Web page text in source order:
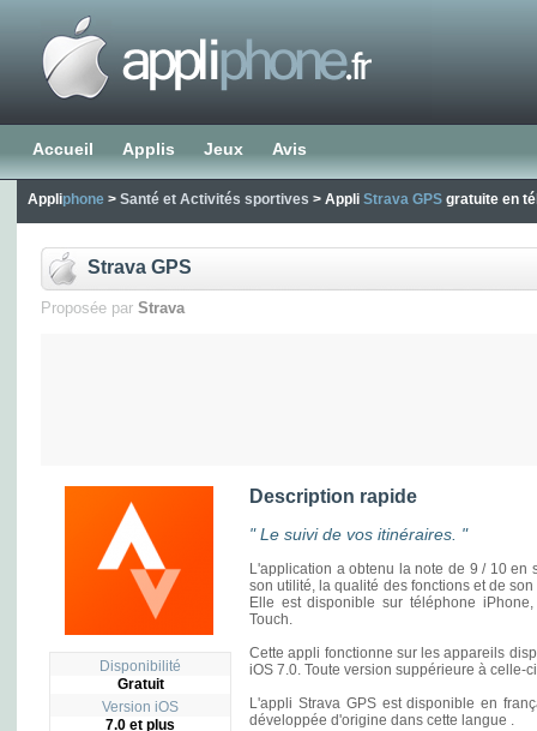
Accueil Applis Jeux Avis
Appliphone > Santé et Activités sportives > Appli Strava GPS gratuite en
Strava GPS
Proposée par Strava
Disponibilité
Gratuit
Version iOS
7.0 et plus
Description rapide
" Le suivi de vos itinéraires. "
L'application a obtenu la note de 9 / 10 en
son utilité, la qualité des fonctions et de
Elle est disponible sur téléphone
Touch.
Cette appli fonctionne sur les appareils
iOS 7.0. Toute version suppérieure à celle-
L'appli Strava GPS est disponible en
développée d'origine dans cette langue .